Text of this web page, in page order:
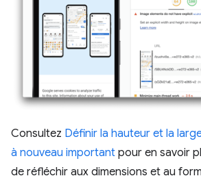
Consultez Définir la hauteur et la
à nouveau important pour en savoir
de réfléchir aux dimensions et au